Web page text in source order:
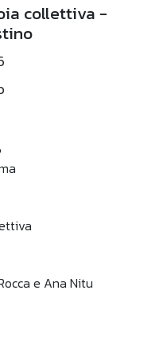
collettiva -
e Ana Nitu